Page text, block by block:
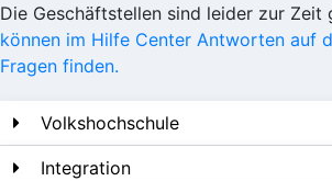
Die Geschäftstellen sind leider zur Zeit
können im Hilfe Center Antworten auf
Fragen finden.
Volkshochschule
Integration